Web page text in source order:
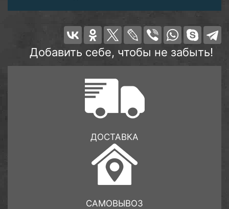
Добавить себе, чтобы не забыть!
ДОСТАВКА
САМОВЫВОЗ